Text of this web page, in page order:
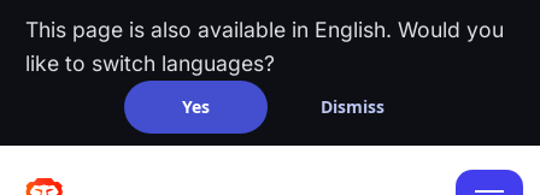
This page is also available in English. Would you
like to switch languages?
Yes Dismiss
iOS